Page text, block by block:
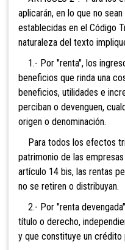
aplicarán, en lo que no
establecidas en el Código
naturaleza del texto impliqu
1.- Por "renta", los
beneficios que rinda una
beneficios, utilidades e
perciban o devenguen,
origen o denominación.
Para todos los efectos
patrimonio de las
artículo 14 bis, las rentas
no se retiren o distribuyan.
2.- Por "renta
título o derecho,
y que constituye un crédito